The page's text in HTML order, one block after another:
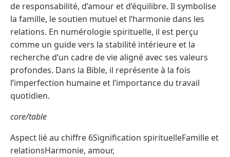
de responsabilité, d’amour et d’équilibre. Il symbolise
la famille, le soutien mutuel et l’harmonie dans les
relations. En numérologie spirituelle, il est perçu
comme un guide vers la stabilité intérieure et la
recherche d’un cadre de vie aligné avec ses valeurs
profondes. Dans la Bible, il représente à la fois
l’imperfection humaine et l’importance du travail
quotidien.
core/table
Aspect lié au chiffre 6Signification spirituelleFamille et
relationsHarmonie, amour,